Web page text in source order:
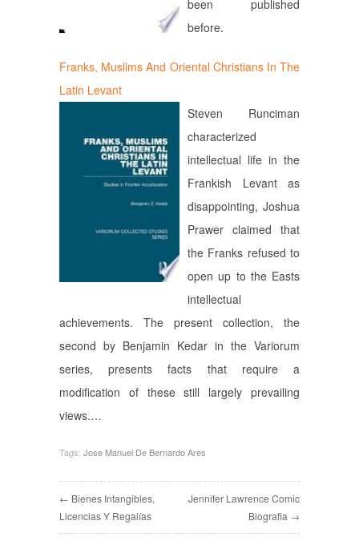
been published
before.
Franks, Muslims And Oriental Christians In The
Latin Levant
Steven Runciman
characterized
intellectual life in the
Frankish Levant as
disappointing, Joshua
Prawer claimed that
the Franks refused to
open up to the Easts
intellectual
achievements. The present collection, the
second by Benjamin Kedar in the Variorum
series, presents facts that require a
modification of these still largely prevailing
views.…
Tags: Jose Manuel De Bernardo Ares
← Bienes Intangibles,
Licencias Y Regalías
Jennifer Lawrence Comic
Biografia →